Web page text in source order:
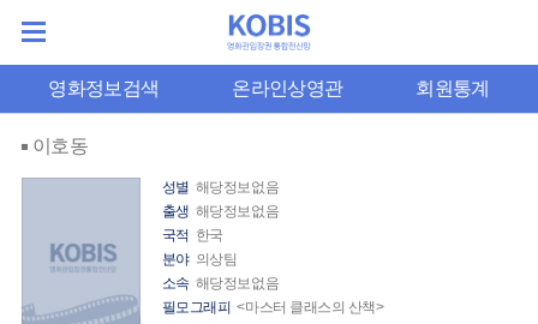
영화정보검색 온라인상영관 회원통계
이호동
성별 해당정보없음
출생 해당정보없음
국적 한국
분야 의상팀
소속 해당정보없음
필모그래피 <마스터 클래스의 산책>